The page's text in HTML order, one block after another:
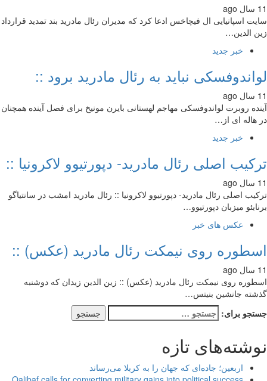
اسپانیایی ال فیچاخس ادعا کرد که مدیران رئال مادرید بند تمدید قرارداد
الدین…
خبر جدید
نباید به رئال مادرید برود ::
روبرت لواندوفسکی مهاجم لهستانی بایرن مونیخ برای فصل آینده همچنان
ای از…
خبر جدید
اصلی رئال مادرید- دپورتیوو لاکرونیا ::
اصلی رئال مادرید- دپورتیوو لاکرونیا :: رئال مادرید امشب در سانتیاگو
میزبان دپورتیوو…
عکس های خبر
روی نیمکت رئال مادرید (عکس) ::
روی نیمکت رئال مادرید (عکس) :: زین الدین زیدان که دوشنبه
جانشین بنیتس…
برای:
تازه
اربعین؛ جاده‌ای که جهان را به کربلا می‌رساند